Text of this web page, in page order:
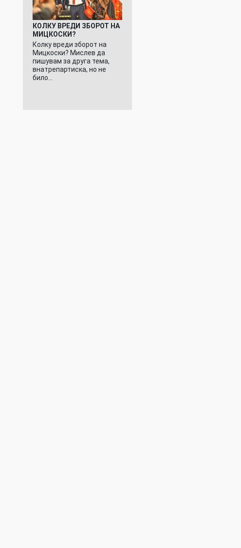
КОЛКУ ВРЕДИ ЗБОРОТ НА
МИЦКОСКИ?
Колку вреди зборот на
Мицкоски? Мислев да
пишувам за друга тема,
внатрепартиска, но не
било…